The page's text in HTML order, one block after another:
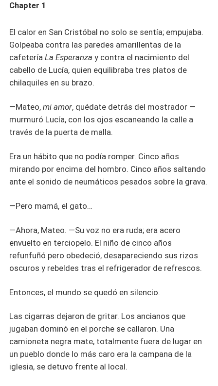
Chapter 1
El calor en San Cristóbal no solo se sentía; empujaba.
Golpeaba contra las paredes amarillentas de la
cafeteríaLa Esperanza y contra el nacimiento del
cabello de Lucía, quien equilibraba tres platos de
chilaquiles en su brazo.
—Mateo,mi amor, quédate detrás del mostrador —
murmuró Lucía, con los ojos escaneando la calle a
través de la puerta de malla.
Era un hábito que no podía romper. Cinco años
mirando por encima del hombro. Cinco años saltando
ante el sonido de neumáticos pesados sobre la grava.
—Pero mamá, el gato…
—Ahora, Mateo. —Su voz no era ruda; era acero
envuelto en terciopelo. El niño de cinco años
refunfuñó pero obedeció, desapareciendo sus rizos
oscuros y rebeldes tras el refrigerador de refrescos.
Entonces, el mundo se quedó en silencio.
Las cigarras dejaron de gritar. Los ancianos que
jugaban dominó en el porche se callaron. Una
camioneta negra mate, totalmente fuera de lugar en
un pueblo donde lo más caro era la campana de la
iglesia, se detuvo frente al local.